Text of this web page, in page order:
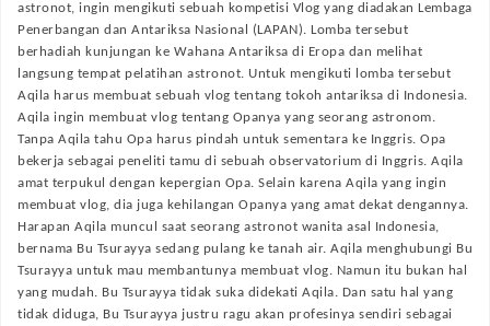
astronot, ingin mengikuti sebuah kompetisi Vlog yang diadakan Lembaga
Penerbangan dan Antariksa Nasional (LAPAN). Lomba tersebut
berhadiah kunjungan ke Wahana Antariksa di Eropa dan melihat
langsung tempat pelatihan astronot. Untuk mengikuti lomba tersebut
Aqila harus membuat sebuah vlog tentang tokoh antariksa di Indonesia.
Aqila ingin membuat vlog tentang Opanya yang seorang astronom.
Tanpa Aqila tahu Opa harus pindah untuk sementara ke Inggris. Opa
bekerja sebagai peneliti tamu di sebuah observatorium di Inggris. Aqila
amat terpukul dengan kepergian Opa. Selain karena Aqila yang ingin
membuat vlog, dia juga kehilangan Opanya yang amat dekat dengannya.
Harapan Aqila muncul saat seorang astronot wanita asal Indonesia,
bernama Bu Tsurayya sedang pulang ke tanah air. Aqila menghubungi Bu
Tsurayya untuk mau membantunya membuat vlog. Namun itu bukan hal
yang mudah. Bu Tsurayya tidak suka didekati Aqila. Dan satu hal yang
tidak diduga, Bu Tsurayya justru ragu akan profesinya sendiri sebagai